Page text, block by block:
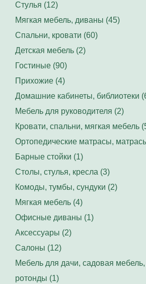
Стулья (12)
Мягкая мебель, диваны (45)
Спальни, кровати (60)
Детская мебель (2)
Гостиные (90)
Прихожие (4)
Домашние кабинеты, библиотеки
Мебель для руководителя (2)
Кровати, спальни, мягкая мебель
Ортопедические матрасы,
Барные стойки (1)
Столы, стулья, кресла (3)
Комоды, тумбы, сундуки (2)
Мягкая мебель (4)
Офисные диваны (1)
Аксессуары (2)
Салоны (12)
Мебель для дачи, садовая мебель,
ротонды (1)